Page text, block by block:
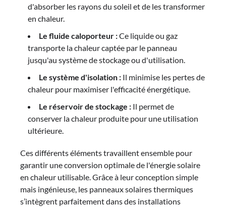
d'absorber les rayons du soleil et de les transformer
en chaleur.
Le fluide caloporteur :Ce liquide ou gaz
transporte la chaleur captée par le panneau
jusqu'au système de stockage ou d'utilisation.
Le système d'isolation : Il minimise les pertes de
chaleur pour maximiser l'efficacité énergétique.
Le réservoir de stockage : Il permet de
conserver la chaleur produite pour une utilisation
ultérieure.
Ces différents éléments travaillent ensemble pour
garantir une conversion optimale de l'énergie solaire
en chaleur utilisable. Grâce à leur conception simple
mais ingénieuse, les panneaux solaires thermiques
s’intègrent parfaitement dans des installations